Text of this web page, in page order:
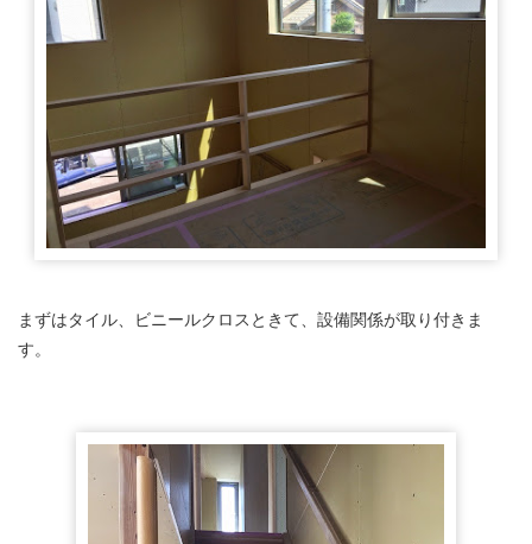
まずはタイル、ビニールクロスときて、設備関係が取り付きま
す。